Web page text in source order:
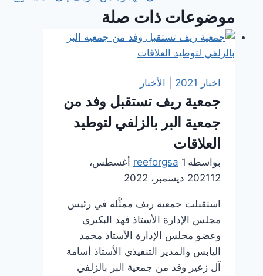
موضوعات ذات صلة
اخبار 2021 الأخبار
جمعية ريف تستقبل وفد من
جمعية البر بالزلفي لتوطيد
العلاقات
بواسطة reeforgsa 1 أغسطس،
202112 ديسمبر، 2022
استقبلت جمعية ريف ممثَّلة في رئيس
مجلس الإدارة الأستاذ فهد البكيري
وعضو مجلس الإدارة الأستاذ محمد
اليابس والمدير التنفيذي الأستاذ أسامة
آل زعير وفد من جمعية البر بالزلفي